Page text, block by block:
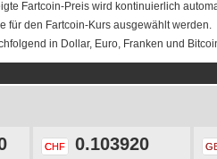
Fartcoin-Preis wird kontinuierlich
für den Fartcoin-Kurs ausgewählt werden.
in Dollar, Euro, Franken und
CHF 0.103920